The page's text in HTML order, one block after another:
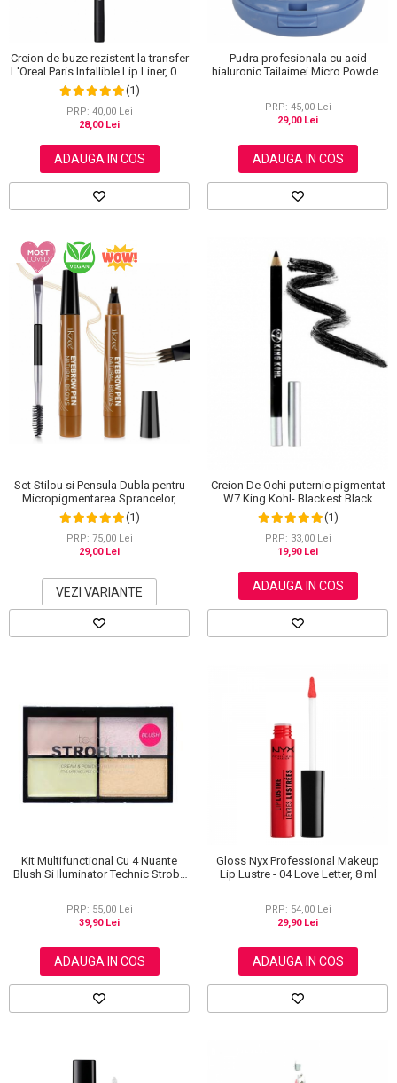
Creion de buze rezistent la transfer
L'Oreal Paris Infallible Lip Liner, 001
Highlight On Point
(1)
PRP: 40,00 Lei
28,00 Lei
ADAUGA IN COS
Pudra profesionala cu acid
hialuronic Tailaimei Micro Powder,
PRP: 45,00 Lei
29,00 Lei
ADAUGA IN COS
Set Stilou si Pensula Dubla pentru
Micropigmentarea Sprancelor,
Efect Natural de Microblading,
Aspect de Sprancene Pline
(1)
PRP: 75,00 Lei
29,00 Lei
VEZI VARIANTE
Creion De Ochi puternic pigmentat
W7 King Kohl- Blackest Black
(Negru) (1)
PRP: 33,00 Lei
19,90 Lei
ADAUGA IN COS
Kit Multifunctional Cu 4 Nuante
Blush Si Iluminator Technic Strobe
PRP: 55,00 Lei
39,90 Lei
ADAUGA IN COS
Gloss Nyx Professional Makeup
Lip Lustre - 04 Love Letter, 8 ml
PRP: 54,00 Lei
29,90 Lei
ADAUGA IN COS